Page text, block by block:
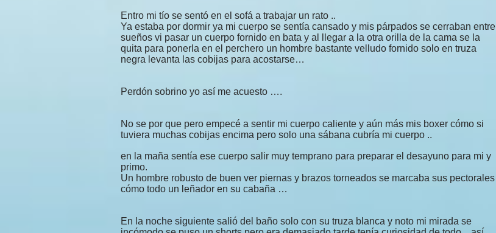
Entro mi tío se sentó en el sofá a trabajar un rato ..
Ya estaba por dormir ya mi cuerpo se sentía cansado y mis párpados se cerraban entre
sueños vi pasar un cuerpo fornido en bata y al llegar a la otra orilla de la cama se la
quita para ponerla en el perchero un hombre bastante velludo fornido solo en truza
negra levanta las cobijas para acostarse…
Perdón sobrino yo así me acuesto ….
No se por que pero empecé a sentir mi cuerpo caliente y aún más mis boxer cómo si
tuviera muchas cobijas encima pero solo una sábana cubría mi cuerpo ..
en la maña sentía ese cuerpo salir muy temprano para preparar el desayuno para mi y
primo.
Un hombre robusto de buen ver piernas y brazos torneados se marcaba sus pectorales
cómo todo un leñador en su cabaña …
En la noche siguiente salió del baño solo con su truza blanca y noto mi mirada se